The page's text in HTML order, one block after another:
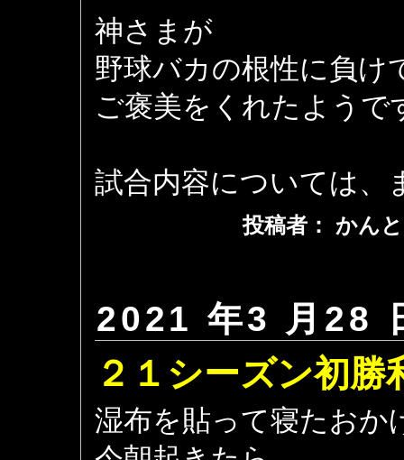
神さまが
野球バカの根性に負け
ご褒美をくれたようで
試合内容については、
投稿者： かん
2021 年3 月28
２１シーズン初
湿布を貼って寝たおか